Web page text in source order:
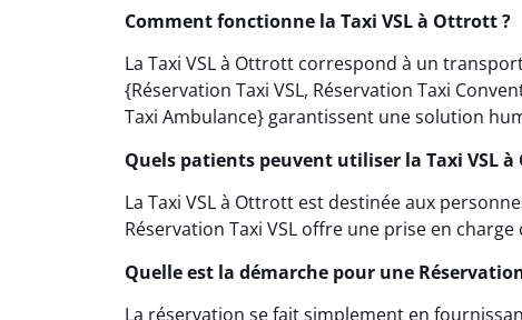
Comment fonctionne la Taxi VSL à Ottrott ?
La Taxi VSL à Ottrott correspond à un
{Réservation Taxi VSL, Réservation Taxi
Taxi Ambulance} garantissent une solution
Quels patients peuvent utiliser la Taxi VSL
La Taxi VSL à Ottrott est destinée aux
Réservation Taxi VSL offre une prise en
Quelle est la démarche pour une
La réservation se fait simplement en